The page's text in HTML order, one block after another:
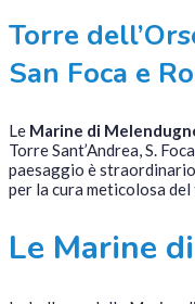
Torre
San Foca e
Le Marine di
Torre Sant’Andrea, S.
paesaggio è
per la cura meticolosa
Le Marine